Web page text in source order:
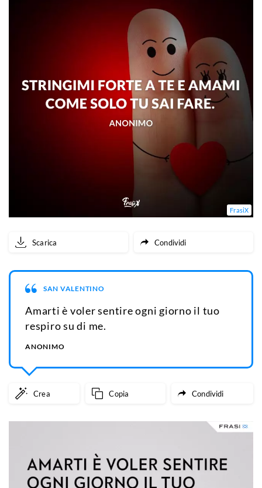
FrasiX
Scarica Condividi
SAN VALENTINO
Amarti è voler sentire ogni giorno il tuo
respiro su di me.
ANONIMO
Crea Copia Condividi